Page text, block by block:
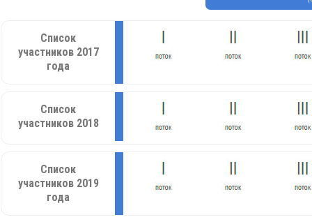
Список
участников 2017
года
Список
участников 2018
Список
участников 2019
года